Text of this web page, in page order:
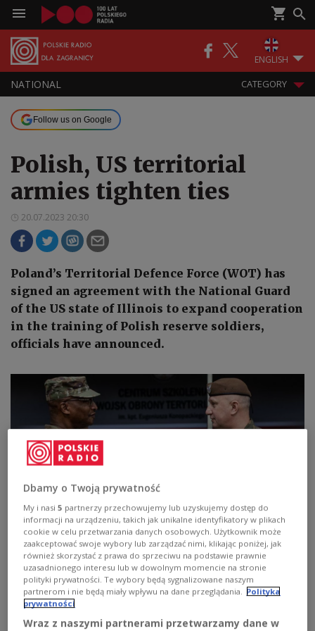
ENGLISH
NATIONAL CATEGORY
Follow us on Google
Polish, US territorial
armies tighten ties
20.07.2023 20:30
Poland’s Territorial Defence Force (WOT) has
signed an agreement with the National Guard
of the US state of Illinois to expand cooperation
in the training of Polish reserve soldiers,
officials have announced.
Brig. Gen. Maciej Klisz, commander of Poland's Territorial Defence Force
(right) and the Assistant Adjutant General of the Illinois Army National
Guard, Gen. Rodney Boyd (left), sign an agreement to expand
cooperation between the two forces, in Toruń, northern Poland, on
Thursday, July 20, 2023. Twitter/WOT
The document was signed on Thursday in the
Dbamy o Twoją prywatność
My i nasi5 partnerzy przechowujemy lub uzyskujemy dostęp do
informacji na urządzeniu, takich jak unikalne identyfikatory w plikach
cookie w celu przetwarzania danych osobowych. Użytkownik może
zaakceptować swoje wybory lub zarządzać nimi, klikając poniżej, jak
również skorzystać z prawa do sprzeciwu na podstawie prawnie
uzasadnionego interesu lub w dowolnym momencie na stronie
polityki prywatności. Te wybory będą sygnalizowane naszym
partnerom i nie będą miały wpływu na dane przeglądania.
Polityka
prywatności
Wraz z naszymi partnerami przetwarzamy dane w